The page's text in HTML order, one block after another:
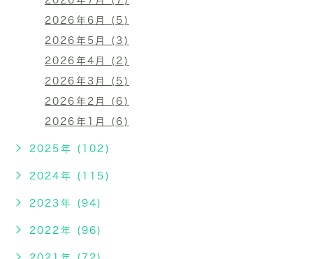
2026年6月 (5)
2026年5月 (3)
2026年4月 (2)
2026年3月 (5)
2026年2月 (6)
2026年1月 (6)
2025年 (102)
2024年 (115)
2023年 (94)
2022年 (96)